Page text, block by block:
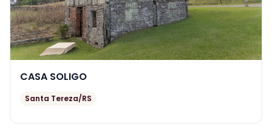
CASA SOLIGO
Santa Tereza/RS